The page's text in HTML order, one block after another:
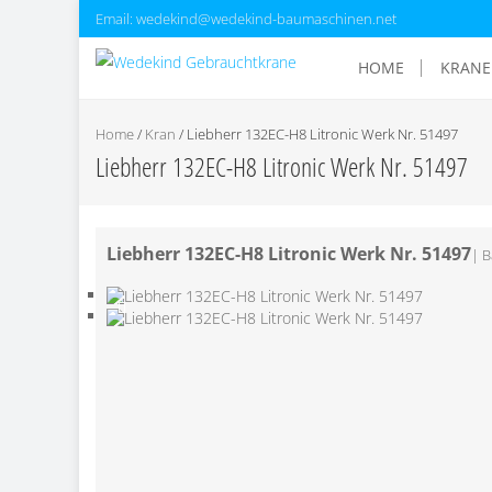
Email: wedekind@wedekind-baumaschinen.net
HOME KRANE
Home/ Kran / Liebherr 132EC-H8 Litronic Werk Nr. 51497
Liebherr 132EC-H8 Litronic Werk Nr. 51497
Liebherr 132EC-H8 Litronic Werk Nr. 51497|